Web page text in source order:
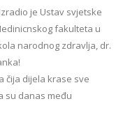
je Ustav svjetske
fakulteta u
narodnog zdravlja, dr.
čija dijela krase sve
su danas među